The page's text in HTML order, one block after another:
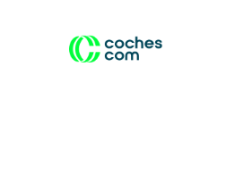
Conduce tu
desata tu